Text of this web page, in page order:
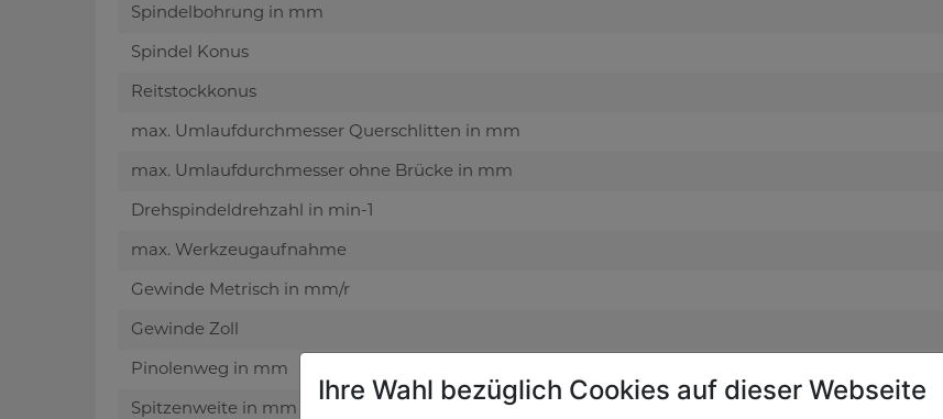
Spindelbohrung in mm
Spindel Konus
Reitstockkonus
max. Umlaufdurchmesser Querschlitten in mm
max. Umlaufdurchmesser ohne Brücke in mm
Drehspindeldrehzahl in min-1
max. Werkzeugaufnahme
Gewinde Metrisch in mm/r
Gewinde Zoll
Pinolenweg in mm
Spitzenweite in mm
Ihre Wahl bezüglich Cookies auf dieser Webseite